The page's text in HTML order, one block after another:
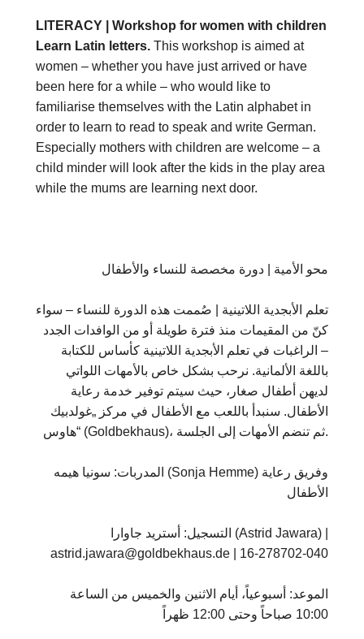
LITERACY | Workshop for women with children
Learn Latin letters.This workshop is aimed at
women – whether you have just arrived or have
been here for a while – who would like to
familiarise themselves with the Latin alphabet in
order to learn to read to speak and write German.
Especially mothers with children are welcome – a
child minder will look after the kids in the play area
while the mums are learning next door.
محو الأمية | دورة مخصصة للنساء والأطفال
تعلم الأبجدية اللاتينية | صُممت هذه الدورة للنساء – سواء
كنّ من المقيمات منذ فترة طويلة أو من الوافدات الجدد
– الراغبات في تعلم الأبجدية اللاتينية كأساس للكتابة
باللغة الألمانية. نرحب بشكل خاص بالأمهات اللواتي
لديهن أطفال صغار، حيث سيتم توفير خدمة رعاية
الأطفال. سنبدأ باللعب مع الأطفال في مركز „غولدبيك
هاوس“ (Goldbekhaus)، ثم تنضم الأمهات إلى الجلسة.
المدربات: سونيا هيمه (Sonja Hemme) وفريق رعاية
الأطفال
التسجيل: أستريد جاوارا (Astrid Jawara) |
astrid.jawara@goldbekhaus.de | 16-278702-040
الموعد: أسبوعياً، أيام الاثنين والخميس من الساعة
10:00 صباحاً وحتى 12:00 ظهراً